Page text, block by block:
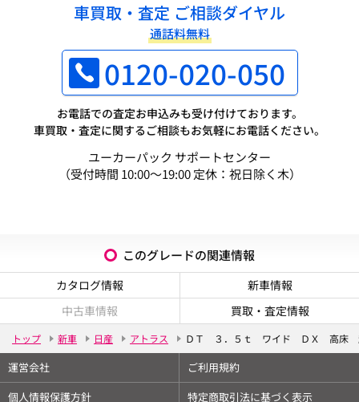
車買取・査定 ご相談ダイヤル
通話料無料
0120-020-050
お電話での査定お申込みも受け付けております。
車買取・査定に関するご相談もお気軽にお電話ください。
ユーカーパック サポートセンター
（受付時間 10:00～19:00 定休：祝日除く木）
このグレードの関連情報
カタログ情報
新車情報
中古車情報
買取・査定情報
トップ 新車 日産 アトラス ＤＴ ３．５ｔ ワイド ＤＸ 高床
運営会社
ご利用規約
個人情報保護方針
特定商取引法に基づく表示